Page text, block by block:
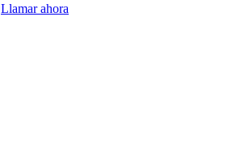
Llamar ahora